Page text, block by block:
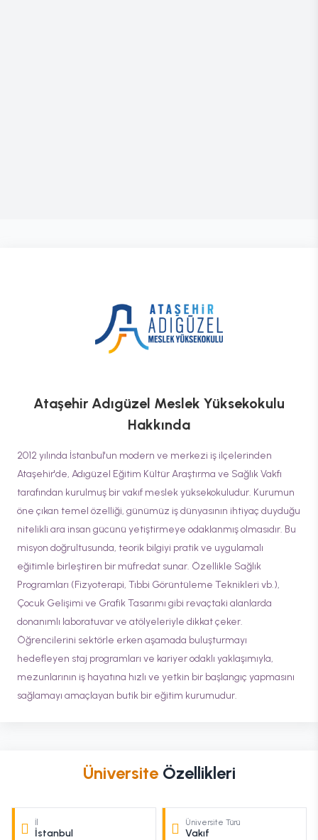
Ataşehir Adıgüzel Meslek Yüksekokulu
Hakkında
2012 yılında İstanbul'un modern ve merkezi iş ilçelerinden
Ataşehir'de, Adıgüzel Eğitim Kültür Araştırma ve Sağlık Vakfı
tarafından kurulmuş bir vakıf meslek yüksekokuludur. Kurumun
öne çıkan temel özelliği, günümüz iş dünyasının ihtiyaç duyduğu
nitelikli ara insan gücünü yetiştirmeye odaklanmış olmasıdır. Bu
misyon doğrultusunda, teorik bilgiyi pratik ve uygulamalı
eğitimle birleştiren bir müfredat sunar. Özellikle Sağlık
Programları (Fizyoterapi, Tıbbi Görüntüleme Teknikleri vb.),
Çocuk Gelişimi ve Grafik Tasarımı gibi revaçtaki alanlarda
donanımlı laboratuvar ve atölyeleriyle dikkat çeker.
Öğrencilerini sektörle erken aşamada buluşturmayı
hedefleyen staj programları ve kariyer odaklı yaklaşımıyla,
mezunlarının iş hayatına hızlı ve yetkin bir başlangıç yapmasını
sağlamayı amaçlayan butik bir eğitim kurumudur.
Üniversite Özellikleri
İl
İstanbul
Üniversite Türü
Vakıf